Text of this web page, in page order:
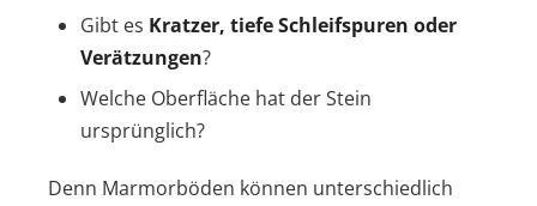
Gibt es Kratzer, tiefe Schleifspuren oder
Verätzungen?
Welche Oberfläche hat der Stein
ursprünglich?
Denn Marmorböden können unterschiedlich